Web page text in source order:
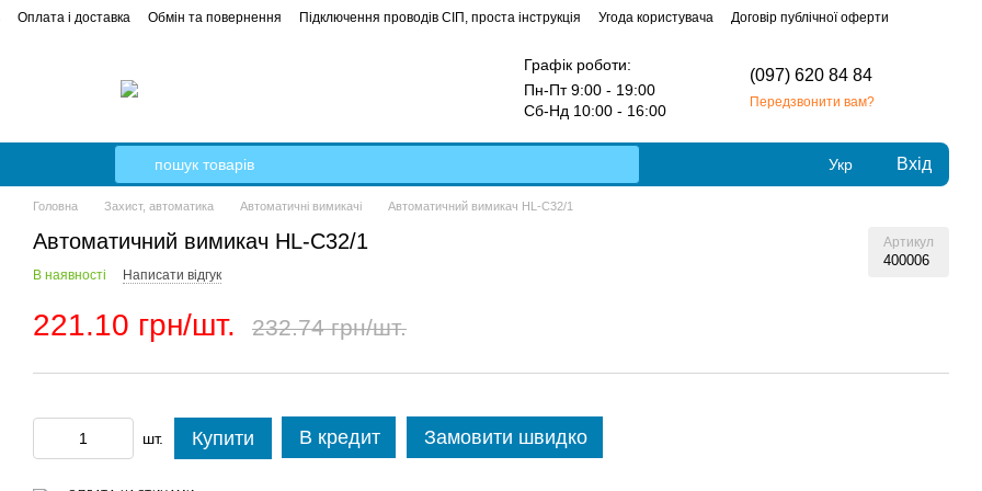
Оплата і доставка Обмін та повернення Підключення проводів СІП, проста інструкція Угода користувача
Договір публічної оферти
Графік роботи:
Пн-Пт 9:00 - 19:00
Сб-Нд 10:00 - 16:00
(097) 620 84 84
Передзвонити вам?
Укр Вхід
Головна Захист, автоматика Автоматичні вимикачі Автоматичний вимикач HL-C32/1
Автоматичний вимикач HL-C32/1 Артикул
400006
В наявності Написати відгук
221.10 грн/шт. 232.74 грн/шт.
шт. Купити В кредит Замовити швидко